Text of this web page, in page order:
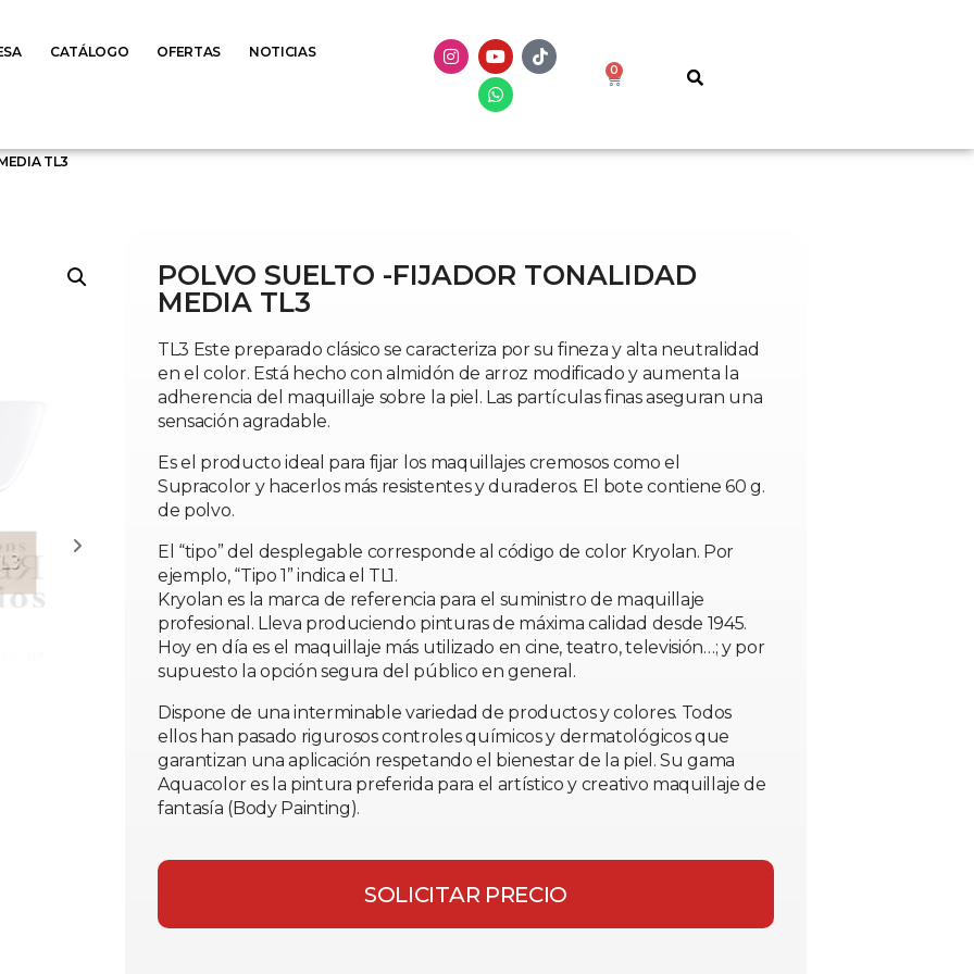
CATÁLOGO OFERTAS NOTICIAS
0
TL3
POLVO SUELTO -FIJADOR TONALIDAD
MEDIA TL3
TL3 Este preparado clásico se caracteriza por su fineza y alta neutralidad
en el color. Está hecho con almidón de arroz modificado y aumenta la
adherencia del maquillaje sobre la piel. Las partículas finas aseguran una
sensación agradable.
Es el producto ideal para fijar los maquillajes cremosos como el
Supracolor y hacerlos más resistentes y duraderos. El bote contiene 60 g.
de polvo.
El “tipo” del desplegable corresponde al código de color Kryolan. Por
ejemplo, “Tipo 1” indica el TL1.
Kryolan es la marca de referencia para el suministro de maquillaje
profesional. Lleva produciendo pinturas de máxima calidad desde 1945.
Hoy en día es el maquillaje más utilizado en cine, teatro, televisión…; y por
supuesto la opción segura del público en general.
Dispone de una interminable variedad de productos y colores. Todos
ellos han pasado rigurosos controles químicos y dermatológicos que
garantizan una aplicación respetando el bienestar de la piel. Su gama
Aquacolor es la pintura preferida para el artístico y creativo maquillaje de
fantasía (Body Painting).
SOLICITAR PRECIO